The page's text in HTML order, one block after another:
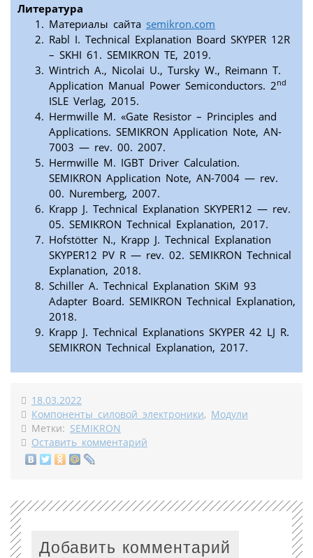
Литература
Материалы сайта semikron.com
Rabl I. Technical Explanation Board SKYPER 12R
– SKHI 61. SEMIKRON TE, 2019.
Wintrich A., Nicolai U., Tursky W., Reimann T.
Application Manual Power Semiconductors. 2nd
ISLE Verlag, 2015.
Hermwille M. «Gate Resistor – Principles and
Applications. SEMIKRON Application Note, AN-
7003 — rev. 00. 2007.
Hermwille M. IGBT Driver Calculation.
SEMIKRON Application Note, AN-7004 — rev.
00. Nuremberg, 2007.
Krapp J. Technical Explanation SKYPER12 — rev.
05. SEMIKRON Technical Explanation, 2017.
Hofstötter N., Krapp J. Technical Explanation
SKYPER12 PV R — rev. 02. SEMIKRON Technical
Explanation, 2018.
Schiller A. Technical Explanation SKiM 93
Adapter Board. SEMIKRON Technical Explanation,
2018.
Krapp J. Technical Explanations SKYPER 42 LJ R.
SEMIKRON Technical Explanation, 2017.
18.03.2022
Компоненты силовой электроники, Модули
Метки: SEMIKRON
Оставить комментарий
Добавить комментарий